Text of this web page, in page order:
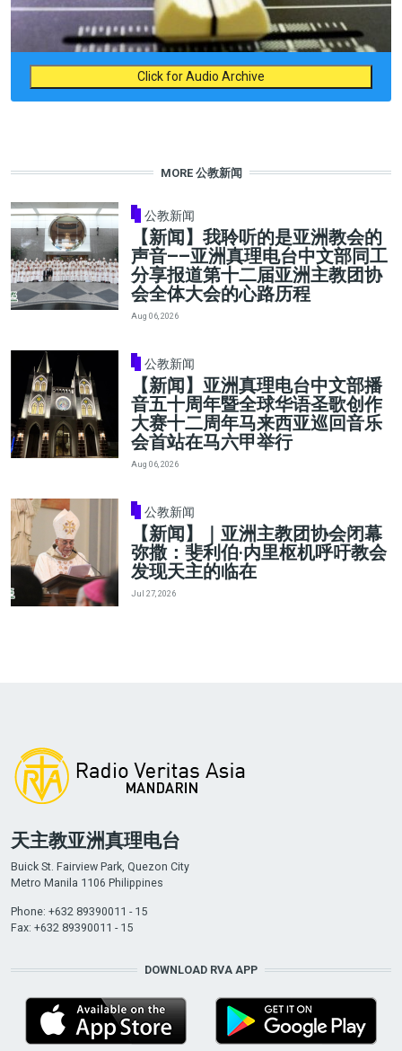
Click for Audio Archive
MORE 公教新闻
公教新闻
【新闻】我聆听的是亚洲教会的
声音——亚洲真理电台中文部同工
分享报道第十二届亚洲主教团协
会全体大会的心路历程
Aug 06, 2026
公教新闻
【新闻】亚洲真理电台中文部播
音五十周年暨全球华语圣歌创作
大赛十二周年马来西亚巡回音乐
会首站在马六甲举行
Aug 06, 2026
公教新闻
【新闻】｜亚洲主教团协会闭幕
弥撒：斐利伯·内里枢机呼吁教会
发现天主的临在
Jul 27, 2026
天主教亚洲真理电台
Buick St. Fairview Park, Quezon City
Metro Manila 1106 Philippines
Phone: +632 89390011 - 15
Fax: +632 89390011 - 15
DOWNLOAD RVA APP